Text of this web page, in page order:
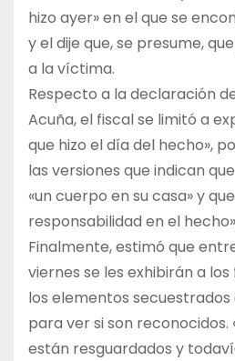
hizo ayer» en el que se
y el dije que, se presume,
a la víctima.
Respecto a la declaración
Acuña, el fiscal se limitó a
que hizo el día del hecho»,
las versiones que indican
«un cuerpo en su casa» y
responsabilidad en el
Finalmente, estimó que
viernes se les exhibirán a
los elementos secuestrados
para ver si son reconocidos.
están resguardados y